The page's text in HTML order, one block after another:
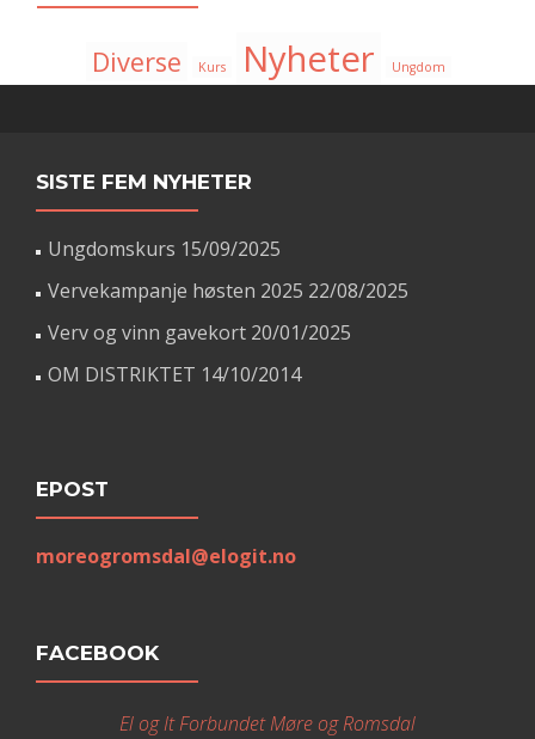
Diverse Kurs Nyheter Ungdom
SISTE FEM NYHETER
Ungdomskurs 15/09/2025
Vervekampanje høsten 2025 22/08/2025
Verv og vinn gavekort 20/01/2025
OM DISTRIKTET 14/10/2014
EPOST
moreogromsdal@elogit.no
FACEBOOK
El og It Forbundet Møre og Romsdal